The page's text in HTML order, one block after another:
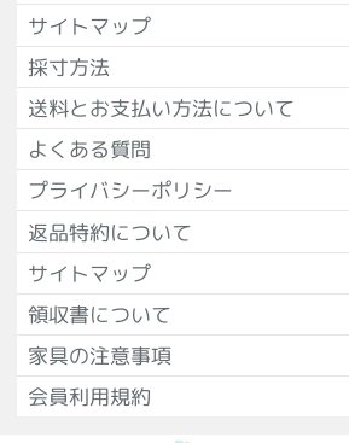
サイトマップ
採寸方法
送料とお支払い方法について
よくある質問
プライバシーポリシー
返品特約について
サイトマップ
領収書について
家具の注意事項
会員利用規約